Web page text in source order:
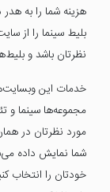
هزینه شما را به هدر
بلیط سینما را از
نظرتان باشد و
خدمات این
مجموعه‌ها سینما و
مورد نظرتان در
شما نمایش داده
خودتان را انتخاب